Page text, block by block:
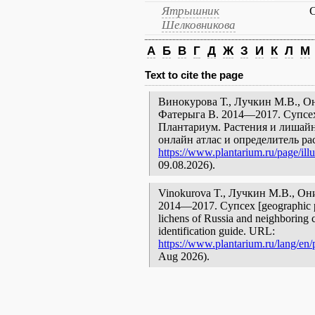
Ятрышник
Шелковникова
А Б В Г Д Ж З И К Л М
Text to cite the page
Винокурова Т., Лучкин М.В.,
Фатерыга В. 2014—2017.
Плантариум. Растения и
онлайн атлас и определитель
https://www.plantarium.ru/page/
09.08.2026).
Vinokurova T., Лучкин М.В.,
2014—2017. Супсех [geographic
lichens of Russia and neighboring
identification guide. URL:
https://www.plantarium.ru/lang/
Aug 2026).